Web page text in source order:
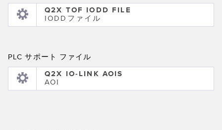
Q2X TOF IODD FILE
IODDファイル
PLC サポート ファイル
Q2X IO-LINK AOIS
AOI